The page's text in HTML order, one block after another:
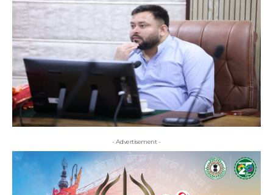
- Advertisement -